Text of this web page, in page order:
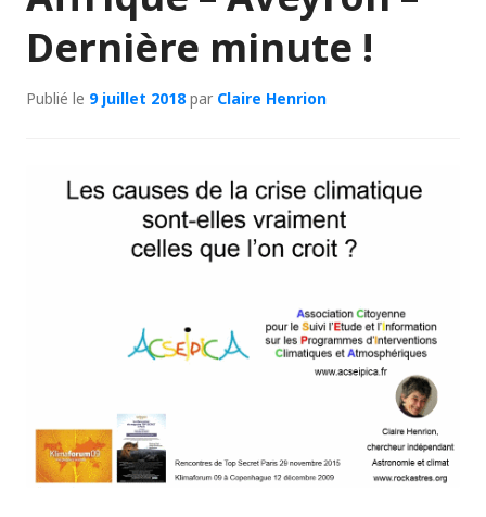
Dernière minute !
Publié le 9 juillet 2018par Claire Henrion